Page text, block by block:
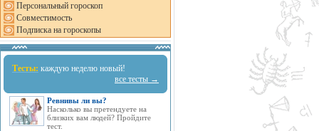
Персональный гороскоп
Совместимость
Подписка на гороскопы
Тесты: каждую неделю новый!
все тесты →
Ревнивы ли вы?
Насколько вы претендуете на
близких вам людей? Пройдите
тест.